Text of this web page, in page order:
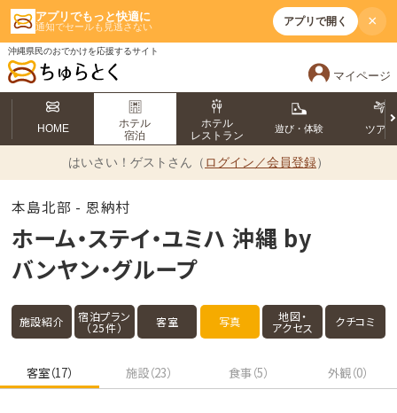
アプリでもっと快適に
通知でセールも見逃さない アプリで開く ×
沖縄県民のおでかけを応援するサイト
マイページ
HOME
ホテル
宿泊
ホテル
レストラン
遊び・体験 ツアー
はいさい！ ゲストさん（ ログイン／会員登録）
本島北部 - 恩納村
ホーム・ステイ・ユミハ 沖縄 by
バンヤン・グループ
施設紹介 宿泊プラン
（25件） 客室 写真 地図・
アクセス クチコミ
客室（17） 施設（23） 食事（5） 外観（0）